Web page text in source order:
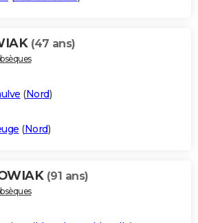
(47 ans)
(Nord)
(Nord)
(91 ans)